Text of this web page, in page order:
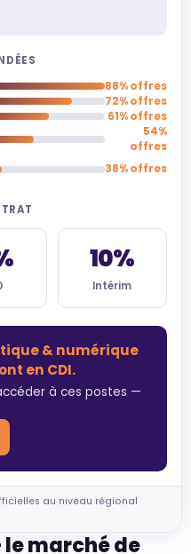
88% offres
72% offres
61% offres
54%
offres
38% offres
10%
Intérim
& numérique
en CDI.
à ces postes —
au niveau régional
marché de